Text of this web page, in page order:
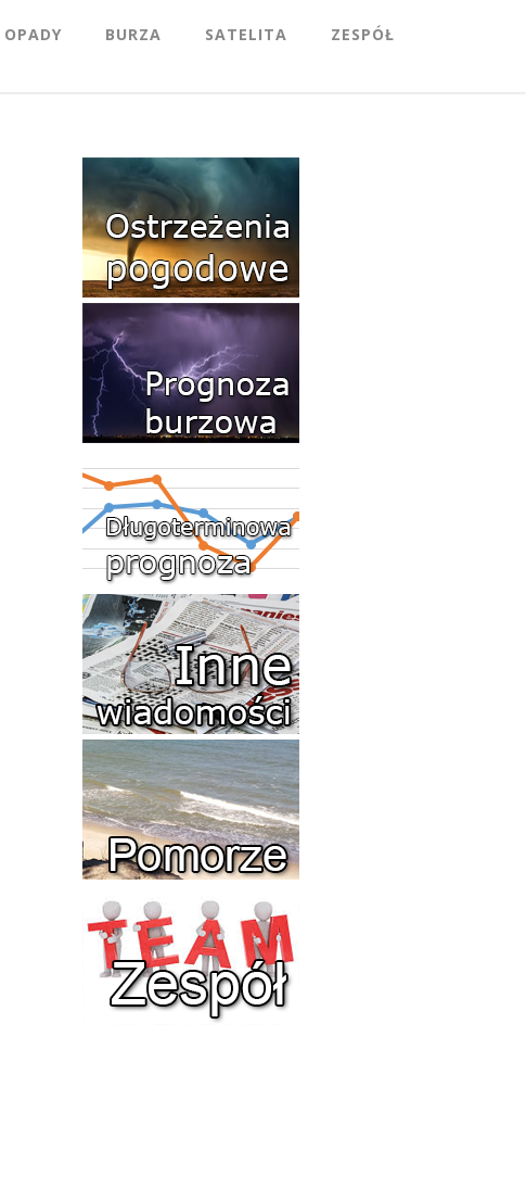
OPADY BURZA SATELITA ZESPÓŁ